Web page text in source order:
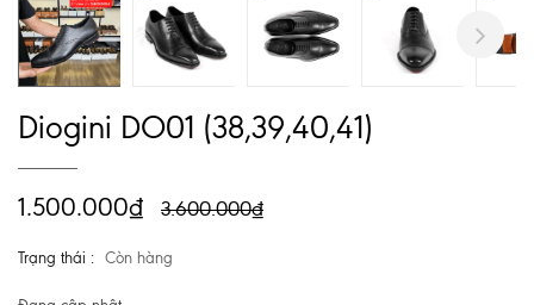
Diogini DO01 (38,39,40,41)
1.500.000₫ 3.600.000₫
Trạng thái : Còn hàng